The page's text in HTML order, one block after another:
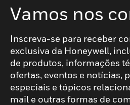
Vamos nos
Inscreva-se para receber
exclusiva da Honeywell,
de produtos, informações
ofertas, eventos e notícias,
especiais e tópicos
mail e outras formas de